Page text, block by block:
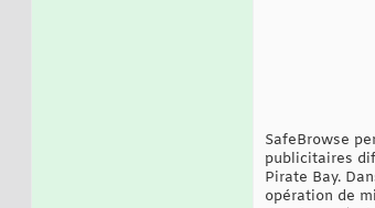
SafeBrowse
publicitaires
Pirate Bay.
opération de